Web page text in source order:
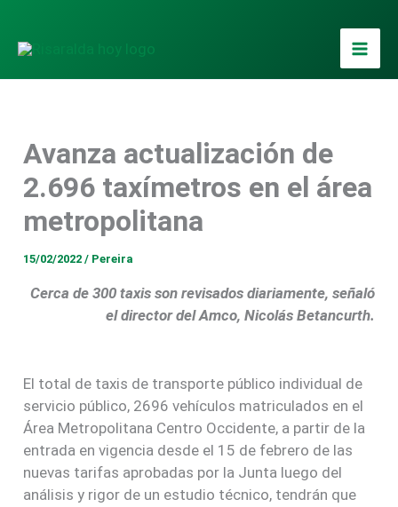
contenido
Avanza actualización de
2.696 taxímetros en el área
metropolitana
15/02/2022/ Pereira
Cerca de 300 taxis son revisados diariamente, señaló
el director del Amco, Nicolás Betancurth.
El total de taxis de transporte público individual de
servicio público, 2696 vehículos matriculados en el
Área Metropolitana Centro Occidente, a partir de la
entrada en vigencia desde el 15 de febrero de las
nuevas tarifas aprobadas por la Junta luego del
análisis y rigor de un estudio técnico, tendrán que